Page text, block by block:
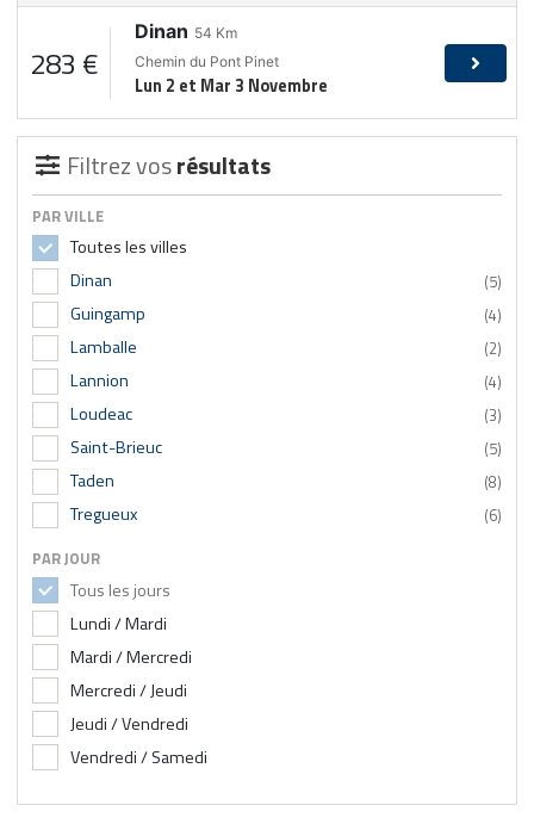
283 €
Dinan 54 Km
Chemin du Pont Pinet
Lun 2 et Mar 3 Novembre
Filtrez vosrésultats
PAR VILLE
Toutes les villes
Dinan
(5)
Guingamp (4)
Lamballe (2)
Lannion (4)
Loudeac (3)
Saint-Brieuc (5)
Taden (8)
Tregueux (6)
PAR JOUR
Tous les jours
Lundi / Mardi
Mardi / Mercredi
Mercredi / Jeudi
Jeudi / Vendredi
Vendredi / Samedi